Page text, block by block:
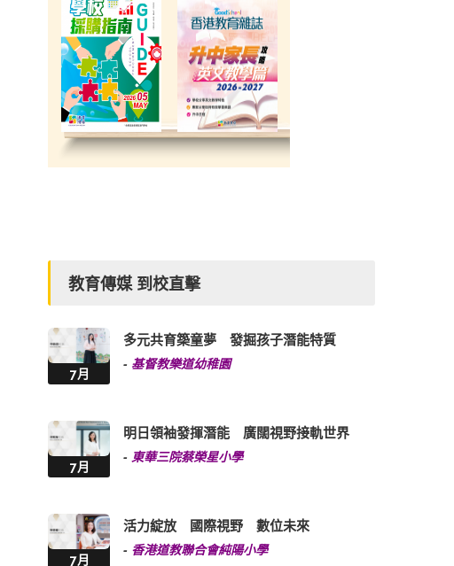
教育傳媒 到校直擊
7月
多元共育築童夢 發掘孩子潛能特質
- 基督教樂道幼稚園
7月
明日領袖發揮潛能 廣闊視野接軌世界
-東華三院蔡榮星小學
7月
活力綻放 國際視野 數位未來
- 香港道教聯合會純陽小學